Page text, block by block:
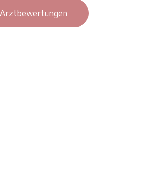
Arztbewertungen